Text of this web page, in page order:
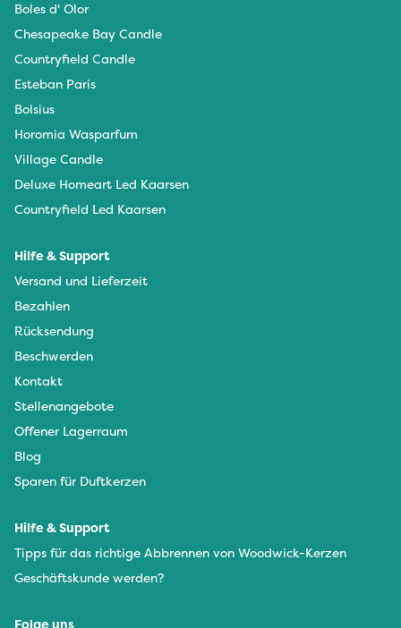
Boles d' Olor
Chesapeake Bay Candle
Countryfield Candle
Esteban Paris
Bolsius
Horomia Wasparfum
Village Candle
Deluxe Homeart Led Kaarsen
Countryfield Led Kaarsen
Hilfe & Support
Versand und Lieferzeit
Bezahlen
Rücksendung
Beschwerden
Kontakt
Stellenangebote
Offener Lagerraum
Blog
Sparen für Duftkerzen
Hilfe & Support
Tipps für das richtige Abbrennen von Woodwick-Kerzen
Geschäftskunde werden?
Folge uns